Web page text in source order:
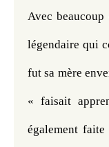
Avec
légendaire qui
fut sa mère
« faisait
également